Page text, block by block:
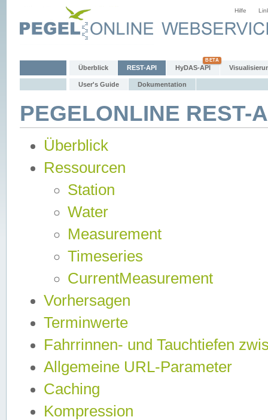
Hilfe
Überblick REST-API HyDAS-API
User's Guide Dokumentation
PEGELONLINE
Überblick
Ressourcen
Station
Water
Measurement
Timeseries
CurrentMeasurement
Vorhersagen
Terminwerte
Fahrrinnen- und Tauchtiefen
Allgemeine URL-Parameter
Caching
Kompression